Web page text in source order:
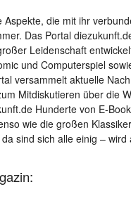
Aspekte, die mit ihr
Das Portal
Leidenschaft
und Computerspiel
versammelt aktuelle
Mitdiskutieren über die
Hunderte von E-
wie die großen
sind sich alle einig –